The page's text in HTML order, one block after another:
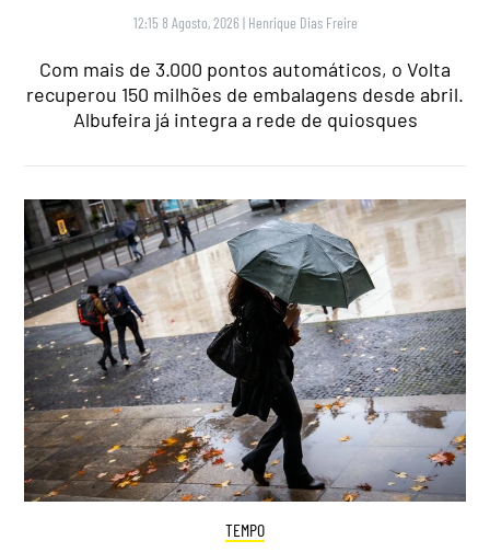
12:15 8 Agosto, 2026 | Henrique Dias Freire
Com mais de 3.000 pontos automáticos, o Volta
recuperou 150 milhões de embalagens desde abril.
Albufeira já integra a rede de quiosques
TEMPO